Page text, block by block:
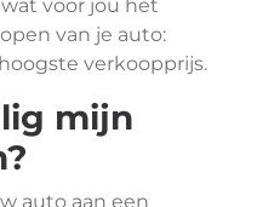
voor jou het
van je auto:
verkoopprijs.
mijn
auto aan een